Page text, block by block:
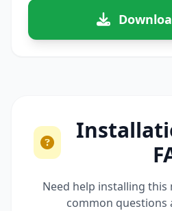
Need help installing this
common questions